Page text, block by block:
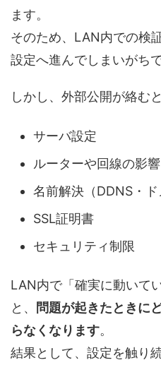
ます。
そのため、LAN内での検
設定へ進んでしまいがちで
しかし、外部公開が絡む
サーバ設定
ルーターや回線の影響
名前解決（DDNS・ド
SSL証明書
セキュリティ制限
LAN内で「確実に動いて
と、
問題が起きたときに
らなくなります。
結果として、設定を触り